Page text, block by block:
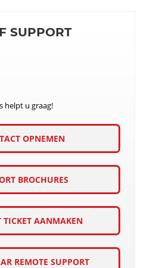
SUPPORT
helpt u graag!
OPNEMEN
BROCHURES
TICKET AANMAKEN
REMOTE SUPPORT